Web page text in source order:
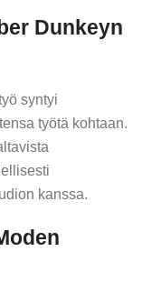
Dunkeyn
syntyi
työtä kohtaan.
kanssa.